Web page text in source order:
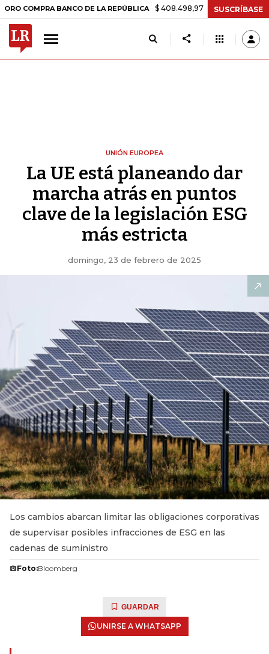
BANCO DE LA REPÚBLICA $ 408.498,97 +$ 8.753,81 +2,19%
SUSCRÍBASE
UNIÓN EUROPEA
La UE está planeando dar
marcha atrás en puntos
clave de la legislación ESG
más estricta
domingo, 23 de febrero de 2025
Los cambios abarcan limitar las obligaciones corporativas
de supervisar posibles infracciones de ESG en las
cadenas de suministro
Foto:Bloomberg
GUARDAR
UNIRSE A WHATSAPP